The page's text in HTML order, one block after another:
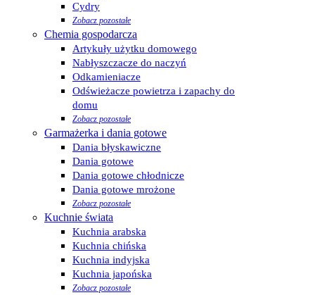
Cydry
Zobacz pozostałe
Chemia gospodarcza
Artykuły użytku domowego
Nabłyszczacze do naczyń
Odkamieniacze
Odświeżacze powietrza i zapachy do
domu
Zobacz pozostałe
Garmażerka i dania gotowe
Dania błyskawiczne
Dania gotowe
Dania gotowe chłodnicze
Dania gotowe mrożone
Zobacz pozostałe
Kuchnie świata
Kuchnia arabska
Kuchnia chińska
Kuchnia indyjska
Kuchnia japońska
Zobacz pozostałe